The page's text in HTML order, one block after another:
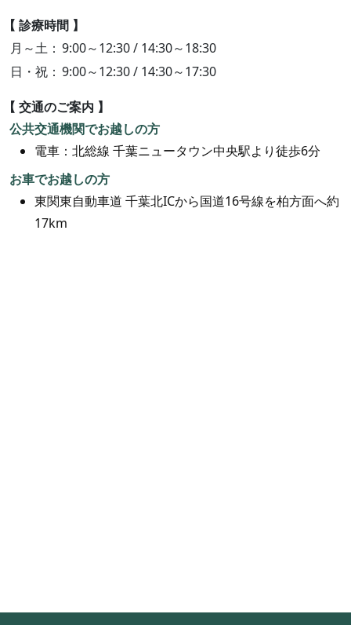
診療時間
月～土
9:00～12:30 / 14:30～18:30
日・祝
9:00～12:30 / 14:30～17:30
交通のご案内
公共交通機関でお越しの方
電車：北総線 千葉ニュータウン中央駅より徒歩6分
お車でお越しの方
東関東自動車道 千葉北ICから国道16号線を柏方面へ約
17km